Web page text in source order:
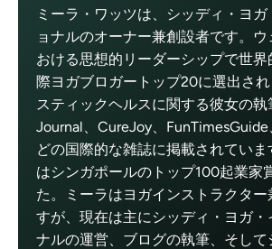
ミーラ・ワッツは、シッディ・ヨ
ョナルのオーナー兼創設者です。
おける思想的リーダーシップで世
際ヨガブロガートップ20に選出され
スティックヘルスに関する彼女の
Journal、CureJoy、
どの国際的な雑誌に掲載されてい
はシンガポールのトップ100起業家
た。ミーラはヨガインストラクタ
すが、現在は主にシッディ・ヨガ・
ナルの運営、ブログの執筆、そし